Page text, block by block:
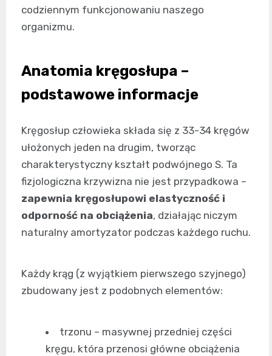
codziennym funkcjonowaniu naszego
organizmu.
Anatomia kręgosłupa –
podstawowe informacje
Kręgosłup człowieka składa się z 33-34 kręgów
ułożonych jeden na drugim, tworząc
charakterystyczny kształt podwójnego S. Ta
fizjologiczna krzywizna nie jest przypadkowa –
zapewnia kręgosłupowi elastyczność i
odporność na obciążenia, działając niczym
naturalny amortyzator podczas każdego ruchu.
Każdy krąg (z wyjątkiem pierwszego szyjnego)
zbudowany jest z podobnych elementów:
trzonu – masywnej przedniej części
kręgu, która przenosi główne obciążenia